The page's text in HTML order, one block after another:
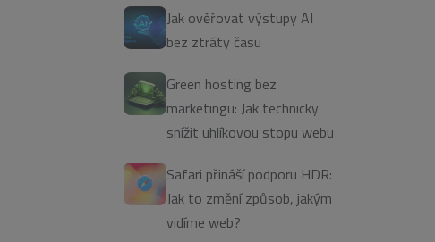
Jak ověřovat výstupy AI
bez ztráty času
Green hosting bez
marketingu: Jak technicky
snížit uhlíkovou stopu webu
Safari přináší podporu HDR:
Jak to změní způsob, jakým
vidíme web?